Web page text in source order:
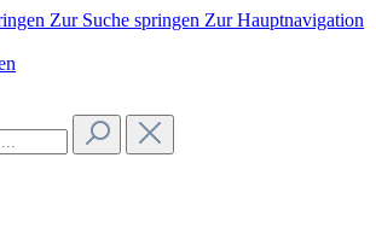
Zur Suche springen Zur Hauptnavigation